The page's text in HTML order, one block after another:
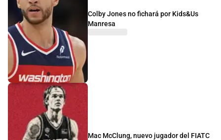
Colby Jones no fichará por Kids&Us
Manresa
Mac McClung, nuevo jugador del FIATC